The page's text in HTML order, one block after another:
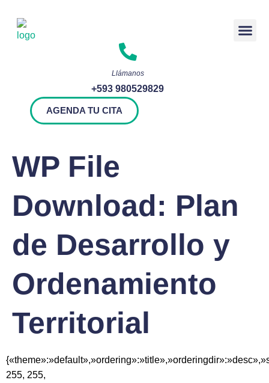
Llámanos
+593 980529829
AGENDA TU CITA
WP File
Download: Plan
de Desarrollo y
Ordenamiento
Territorial
255, 255,